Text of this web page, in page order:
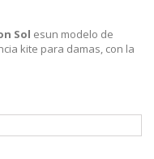
Sol esun modelo de
kite para damas, con la